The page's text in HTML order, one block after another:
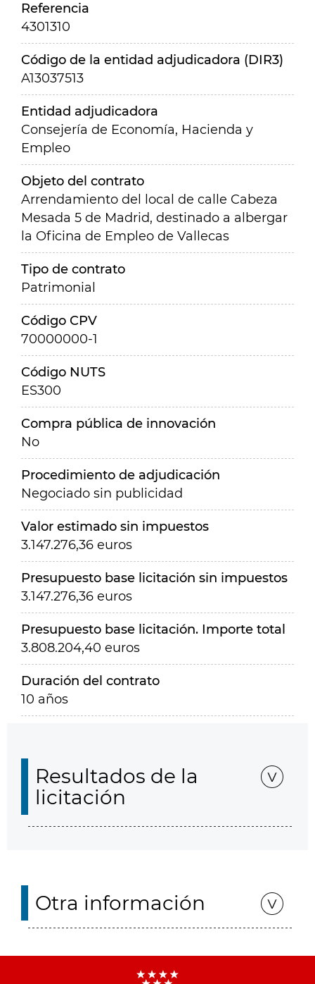
Referencia
4301310
Código de la entidad adjudicadora (DIR3)
A13037513
Entidad adjudicadora
Consejería de Economía, Hacienda y
Empleo
Objeto del contrato
Arrendamiento del local de calle Cabeza
Mesada 5 de Madrid, destinado a albergar
la Oficina de Empleo de Vallecas
Tipo de contrato
Patrimonial
Código CPV
70000000-1
Código NUTS
ES300
Compra pública de innovación
No
Procedimiento de adjudicación
Negociado sin publicidad
Valor estimado sin impuestos
3.147.276,36 euros
Presupuesto base licitación sin impuestos
3.147.276,36 euros
Presupuesto base licitación. Importe total
3.808.204,40 euros
Duración del contrato
10 años
Resultados de la
licitación
Otra información